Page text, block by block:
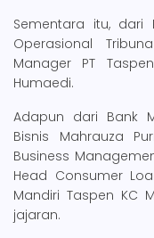
Sementara itu, dari
Operasional
Manager PT
Humaedi.
Adapun dari Bank
Bisnis Mahrauza
Business
Head Consumer
Mandiri Taspen KC
jajaran.